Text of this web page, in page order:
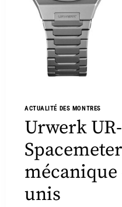
ACTUALITÉ DES MONTRES
Urwerk
unis